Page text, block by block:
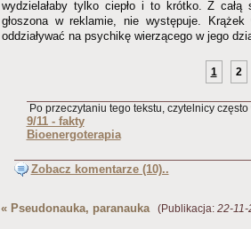
wydzielałaby tylko ciepło i to krótko. Z całą
głoszona w reklamie, nie występuje.
oddziaływać na psychikę wierzącego w jego
1 2
Po przeczytaniu tego tekstu, czytelnicy
9/11 - fakty
Bioenergoterapia
Zobacz komentarze (10)..
« Pseudonauka, paranauka(Publikacja: 22-